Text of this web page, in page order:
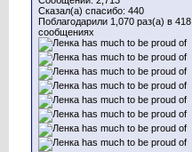
Сказал(а) спасибо: 440
Поблагодарили 1,070 раз(а) в 418
сообщениях